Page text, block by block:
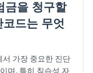
금을 청구할
드는 무엇
서 가장 중요한 진단
며, 특히 침습성 자